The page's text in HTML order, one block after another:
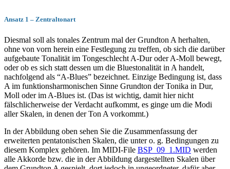
Ansatz 1 – Zentraltonart
Diesmal soll als tonales Zentrum mal der Grundton A herhalten,
ohne von vorn herein eine Festlegung zu treffen, ob sich die darüber
aufgebaute Tonalität im Tongeschlecht A-Dur oder A-Moll bewegt,
oder ob es sich statt dessen um die Bluestonalität in A handelt,
nachfolgend als “A-Blues” bezeichnet. Einzige Bedingung ist, dass
A im funktionsharmonischen Sinne Grundton der Tonika in Dur,
Moll oder im A-Blues ist. (Das ist wichtig, damit hier nicht
fälschlicherweise der Verdacht aufkommt, es ginge um die Modi
aller Skalen, in denen der Ton A vorkommt.)
In der Abbildung oben sehen Sie die Zusammenfassung der
erweiterten pentatonischen Skalen, die unter o. g. Bedingungen zu
diesem Komplex gehören. Im MIDI-File BSP_09_1.MID werden
alle Akkorde bzw. die in der Abbildung dargestellten Skalen über